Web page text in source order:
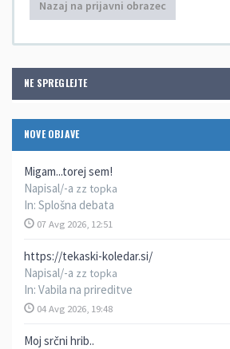
NE SPREGLEJTE
NOVE OBJAVE
Migam...torej sem!
Napisal/-a zz topka
In: Splošna debata
07 Avg 2026, 12:51
https://tekaski-koledar.si/
Napisal/-a zz topka
In: Vabila na prireditve
04 Avg 2026, 19:48
Moj srčni hrib..
Nazaj na prijavni obrazec